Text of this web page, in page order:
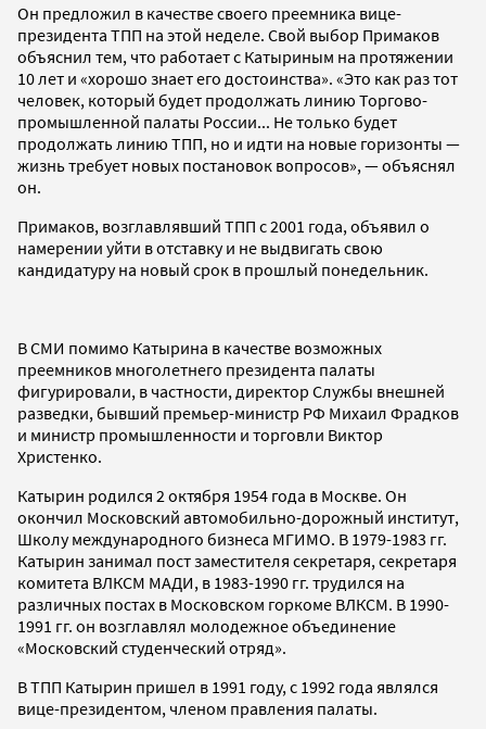
Он предложил в качестве своего преемника вице-
президента ТПП на этой неделе. Свой выбор Примаков
объяснил тем, что работает с Катыриным на протяжении
10 лет и «хорошо знает его достоинства». «Это как раз тот
человек, который будет продолжать линию Торгово-
промышленной палаты России... Не только будет
продолжать линию ТПП, но и идти на новые горизонты —
жизнь требует новых постановок вопросов», — объяснял
он.
Примаков, возглавлявший ТПП с 2001 года, объявил о
намерении уйти в отставку и не выдвигать свою
кандидатуру на новый срок в прошлый понедельник.
В СМИ помимо Катырина в качестве возможных
преемников многолетнего президента палаты
фигурировали, в частности, директор Службы внешней
разведки, бывший премьер-министр РФ Михаил Фрадков
и министр промышленности и торговли Виктор
Христенко.
Катырин родился 2 октября 1954 года в Москве. Он
окончил Московский автомобильно-дорожный институт,
Школу международного бизнеса МГИМО. В 1979-1983 гг.
Катырин занимал пост заместителя секретаря, секретаря
комитета ВЛКСМ МАДИ, в 1983-1990 гг. трудился на
различных постах в Московском горкоме ВЛКСМ. В 1990-
1991 гг. он возглавлял молодежное объединение
«Московский студенческий отряд».
В ТПП Катырин пришел в 1991 году, с 1992 года являлся
вице-президентом, членом правления палаты.